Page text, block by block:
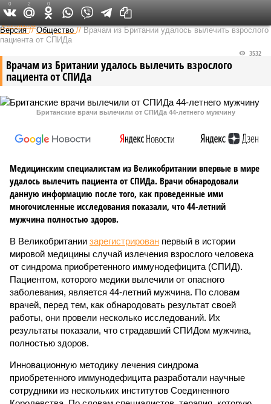
Федеральный выпуск
Версия //Общество //Врачам из Британии удалось вылечить взрослого
пациента от СПИДа
Врачам из Британии удалось вылечить взрослого
пациента от СПИДа
3532
Британские врачи вылечили от СПИДа 44-летнего мужчину
Медицинским специалистам из Великобритании впервые в мире
удалось вылечить пациента от СПИДа. Врачи обнародовали
данную информацию после того, как проведенные ими
многочисленные исследования показали, что 44-летний
мужчина полностью здоров.
В Великобритании зарегистрирован первый в истории
мировой медицины случай излечения взрослого человека
от синдрома приобретенного иммунодефицита (СПИД).
Пациентом, которого медики вылечили от опасного
заболевания, является 44-летний мужчина. По словам
врачей, перед тем, как обнародовать результат своей
работы, они провели несколько исследований. Их
результаты показали, что страдавший СПИДом мужчина,
полностью здоров.
Инновационную методику лечения синдрома
приобретенного иммунодефицита разработали научные
сотрудники из нескольких институтов Соединенного
0 2 0